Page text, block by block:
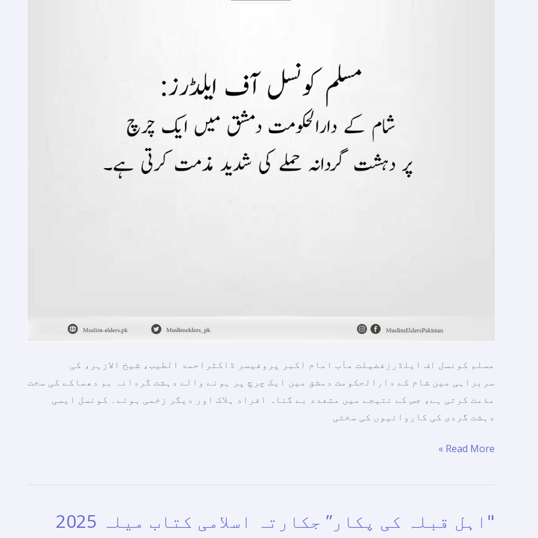
مسلم کونسل اف ایلڈرزفضیلت مآب امام اکبر پروفیسر ڈاکٹراحمد الطیب، شیخ الازہر، کی
سربراہی میں شام کے دارالحکومت دمشق میں ایک چرچ پر ہونے والے دہشت گردانہ بم دھماکے کی سخت
مذمت کرتی ہے، جس کے نتیجے میں متعدد بے گناہ افراد ہلاک اور دیگر زخمی ہوئے۔ کونسل ایسی
دہشت گردی کی کاروائیوں کی سختی
Read More »
"اہل قبلہ کی پکار” جکارتہ اسلامی کتاب میلہ 2025
"اہل